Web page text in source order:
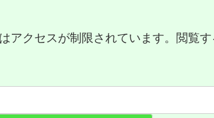
アクセスが制限されています。閲覧